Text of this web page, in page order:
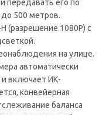
передавать его по
до 500 метров.
(разрешение 1080P) с
на улице.
автоматически
включает ИК-
конвейерная
баланса